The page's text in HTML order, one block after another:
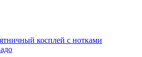
косплей с нотками